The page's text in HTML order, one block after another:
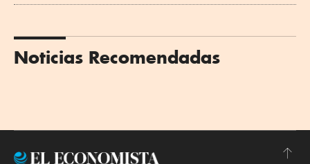
Noticias Recomendadas